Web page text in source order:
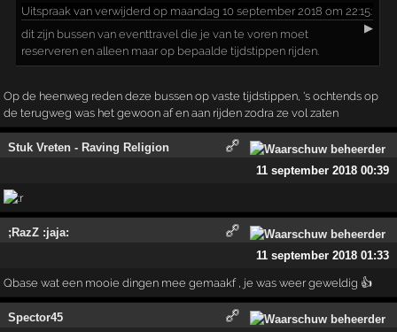
Uitspraak van verwijderd op maandag 10 september 2018 om 22:15:
▶
dit zijn bussen van eventtravel die je van te voren moet
reserveren en alleen maar op bepaalde tijdstippen rijden.
Op de heenweg reden deze bussen op vaste tijdstippen, 's ochtends op
de terugweg was het gewoon af en aan rijden zodra ze vol zaten
Stuk Vreten - Raving Religion
11 september 2018 00:39
;RazZ :jaja:
11 september 2018 01:33
Qbase wat een mooie dingen mee gemaakf , je was weer geweldig 👍
Spector45